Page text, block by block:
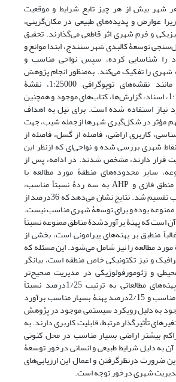
شهر بیش از هر چیز تابع شرایط و موقعیت
عوارض و پدیده‌های طبیعی در مکان‌گزینی،
و فرم شهری اثر قاطعی می‌گذارند. تحقیق
توسعۀ کالبدی شهر سنندج، ابتدا موانع و
را شناسایی کرده، سپس نواحی مناسب و
شهری را تفکیک می‌کند. به‌منظور انجام پژوهش
حاضر از ابزارهایی مانند نقشه‌های توپوگرافی 1:25000، نقشۀ
زمین‌شناسی 1:100000، اسناد، گزارش‌ها، کتاب‌های موجود و همچنین
نیاز استفاده شده است. برای نیل به اهداف
مؤثر در شکل‌گیری شهرها ازجمله شیب، جهت
کاربری اراضی، فاصله از گسل، فاصله از
شهری بررسی شده و نواحی‌ای که ازنظر این
قرار دارند، مشخص شدند. در ادامه، پس از
سایر محدوده‌های منطقۀ مورد مطالعه با
استفاده از مدل‌های منطق فازی و AHP به سه ردۀ نسبتاً مناسب،
مناسب و بسیار مناسب تقسیم شد. نتایج نشان می‌دهد که 36درصد از
بوده و برای توسعۀ شهری مناسب نیست.
آن است که پهنۀ برآورد‌شدۀ مناطق ممنوعه نسبتاً
منطبق بر پهنه‌های پیرامونی است، بخشی از
مطالعه را نیز شامل می‌شود. این مسئله که
و نیز تکتونیکی خاص منطقه است، بیانگر
و ژئومورفولوژیکی در مدیریت صحیح‌تر
شهری است. سایر پهنه‌های مطالعاتی به ترتیب 1/25درصد نسبتاً
مناسب، 7/23درصد مناسب و 2/15درصد پهنۀ بسیار مناسب برآورد
به دلیل رویکرد سیستمی موجود در پژوهش
تأثیر‌گذار مرتبط، قابلیت کاربری دارند. به
بیشتر اراضی بسیار مناسب در محل کنونی
به دلیل شرایط طبیعی و انسانی درخور توسعۀ
ضرورت درنظرگرفتن و اعمال این ارزیابی‌های
شهری درخور توجه است.